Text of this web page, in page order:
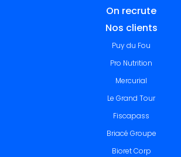
On recrute
Nos clients
Puy du Fou
Pro Nutrition
Mercurial
Le Grand Tour
Fiscapass
Briacé Groupe
Bioret Corp